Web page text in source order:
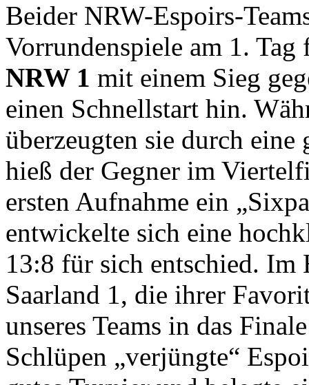
Beider NRW-Espoirs-
Vorrundenspiele am 1.
NRW 1 mit einem Sieg
einen Schnellstart hin.
überzeugten sie durch eine
hieß der Gegner im
ersten Aufnahme ein
entwickelte sich eine
13:8 für sich entschied. Im
Saarland 1, die ihrer
unseres Teams in das
Schlüpen „verjüngte“